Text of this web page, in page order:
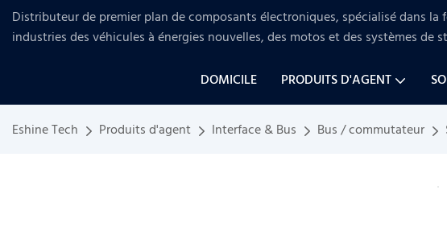
Distributeur de premier plan de composants électroniques, spécialisé dans
industriesdes véhicules à énergies nouvelles, des motos et des systèmes de
DOMICILE PRODUITS D'AGENT
Eshine Tech Produits d'agent Interface & Bus Bus / commutateur